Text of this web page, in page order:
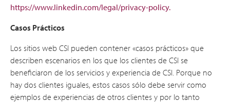
https://www.linkedin.com/legal/privacy-policy.
Casos Prácticos
Los sitios web CSI pueden contener «casos prácticos» que
describen escenarios en los que los clientes de CSI se
beneficiaron de los servicios y experiencia de CSI. Porque no
hay dos clientes iguales, estos casos sólo debe servir como
ejemplos de experiencias de otros clientes y por lo tanto